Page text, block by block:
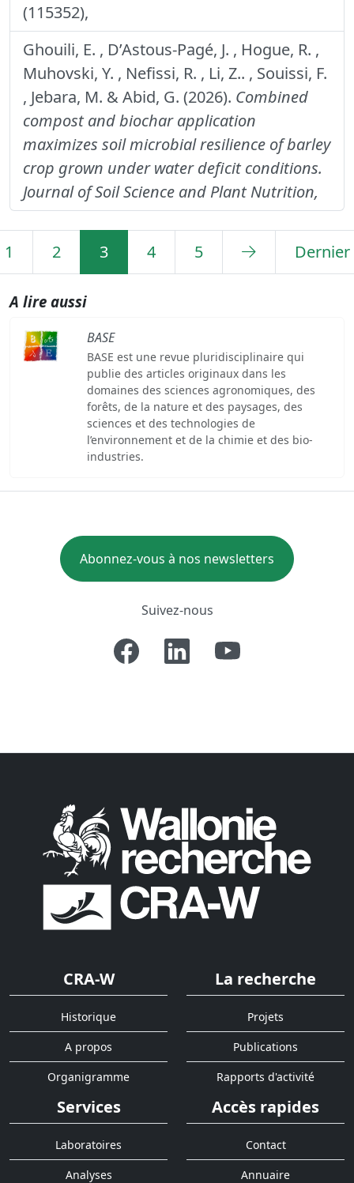
(115352),
Ghouili, E. , D’Astous-Pagé, J. , Hogue, R. ,
Muhovski, Y. , Nefissi, R. , Li, Z.. , Souissi, F.
, Jebara, M. & Abid, G. (2026). Combined
compost and biochar application
maximizes soil microbial resilience of barley
crop grown under water deficit conditions.
Journal of Soil Science and Plant Nutrition,
1 2 3 4 5 Dernier
A lire aussi
BASE
BASE est une revue pluridisciplinaire qui
publie des articles originaux dans les
domaines des sciences agronomiques, des
forêts, de la nature et des paysages, des
sciences et des technologies de
l’environnement et de la chimie et des bio-
industries.
Abonnez-vous à nos newsletters
Suivez-nous
CRA-W
Historique
A propos
Organigramme
La recherche
Projets
Publications
Rapports d'activité
Services
Laboratoires
Analyses
Accès rapides
Contact
Annuaire